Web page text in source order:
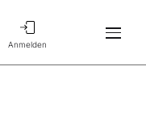
Anmelden